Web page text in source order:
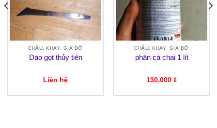
CHẬU, KHAY, GIÁ ĐỠ
Dao gọt thủy tiên
Liên hệ
CHẬU, KHAY, GIÁ ĐỠ
phân cá chai 1 lít
130,000 ₫